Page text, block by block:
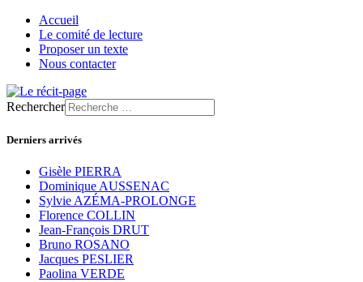
Accueil
Le comité de lecture
Proposer un texte
Nous contacter
Rechercher
Derniers arrivés
Gisèle PIERRA
Dominique AUSSENAC
Sylvie AZÉMA-PROLONGE
Florence COLLIN
Jean-François DRUT
Bruno ROSANO
Jacques PESLIER
Paolina VERDE